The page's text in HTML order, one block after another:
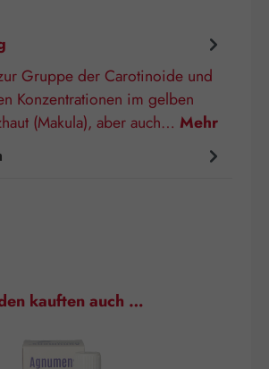
Gruppe der Carotinoide und
Konzentrationen im gelben
(Makula), aber auch… Mehr
kauften auch …